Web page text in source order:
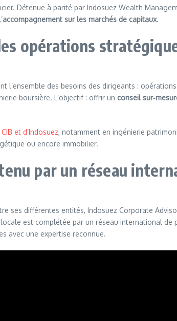
Détenue à parité par Indosuez Wealth
accompagnement sur les marchés de capitaux.
opérations
des besoins des dirigeants :
boursière. L’objectif : offrir un conseil
et d’Indosuez, notamment en ingénierie
ou encore immobilier.
par un réseau
ses différentes entités, Indosuez Corporate
est complétée par un réseau international de
avec une expertise reconnue.